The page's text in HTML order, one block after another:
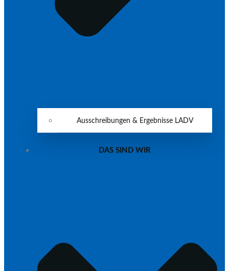
Ausschreibungen & Ergebnisse LADV
DAS SIND WIR